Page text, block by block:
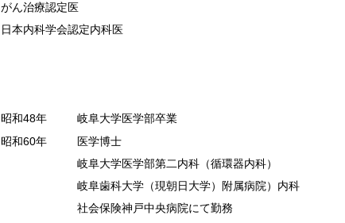
がん治療認定医
日本内科学会認定内科医
昭和48年
岐阜大学医学部卒業
昭和60年
医学博士
岐阜大学医学部第二内科（循環器内科）
岐阜歯科大学（現朝日大学）附属病院）内科
社会保険神戸中央病院にて勤務